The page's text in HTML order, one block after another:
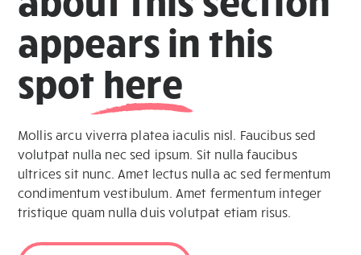
appears in this
spot here
Mollis arcu viverra platea iaculis nisl. Faucibus sed
volutpat nulla nec sed ipsum. Sit nulla faucibus
ultrices sit nunc. Amet lectus nulla ac sed fermentum
condimentum vestibulum. Amet fermentum integer
tristique quam nulla duis volutpat etiam risus.